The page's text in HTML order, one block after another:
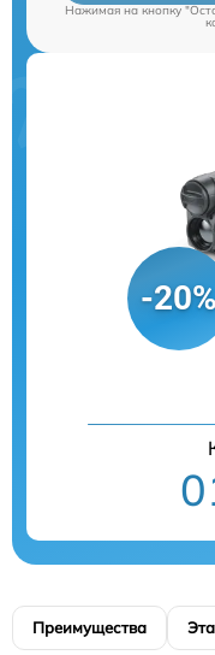
Нажимая на кнопку
-20%
Преимущества